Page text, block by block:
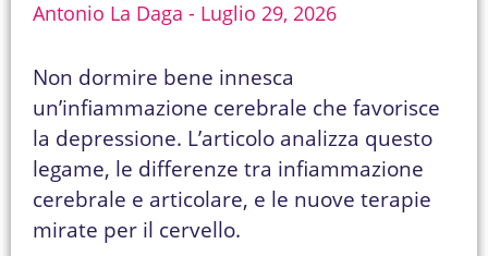
Antonio La Daga Luglio 29, 2026
Non dormire bene innesca
un’infiammazione cerebrale che favorisce
la depressione. L’articolo analizza questo
legame, le differenze tra infiammazione
cerebrale e articolare, e le nuove terapie
mirate per il cervello.